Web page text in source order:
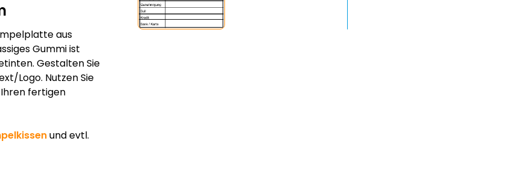
aus
Gummi ist
Gestalten Sie
Logo. Nutzen Sie
fertigen
und evtl.